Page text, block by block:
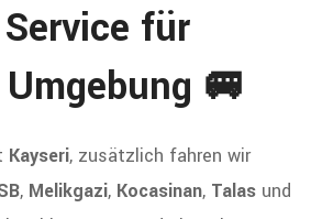
für
🚐
Kayseri, zusätzlich fahren wir
, Melikgazi, Kocasinan, Talas und